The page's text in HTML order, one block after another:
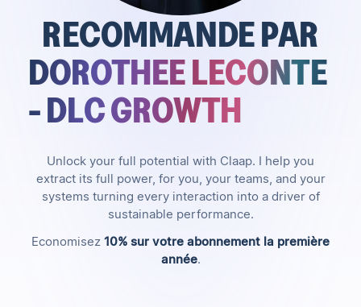
RECOMMANDE PAR
DOROTHEE LECONTE
- DLC GROWTH
Unlock your full potential with Claap. I help you
extract its full power, for you, your teams, and your
systems turning every interaction into a driver of
sustainable performance.
Economisez 10% sur votre abonnement la première
année.